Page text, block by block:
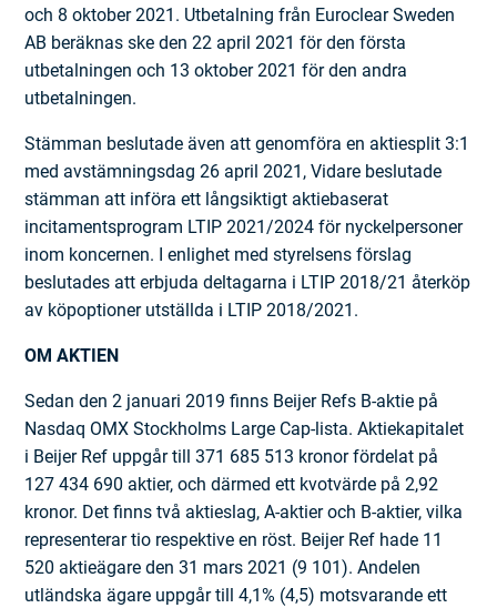
och 8 oktober 2021. Utbetalning från Euroclear Sweden
AB beräknas ske den 22 april 2021 för den första
utbetalningen och 13 oktober 2021 för den andra
utbetalningen.
Stämman beslutade även att genomföra en aktiesplit 3:1
med avstämningsdag 26 april 2021, Vidare beslutade
stämman att införa ett långsiktigt aktiebaserat
incitamentsprogram LTIP 2021/2024 för nyckelpersoner
inom koncernen. I enlighet med styrelsens förslag
beslutades att erbjuda deltagarna i LTIP 2018/21 återköp
av köpoptioner utställda i LTIP 2018/2021.
OM AKTIEN
Sedan den 2 januari 2019 finns Beijer Refs B-aktie på
Nasdaq OMX Stockholms Large Cap-lista. Aktiekapitalet
i Beijer Ref uppgår till 371 685 513 kronor fördelat på
127 434 690 aktier, och därmed ett kvotvärde på 2,92
kronor. Det finns två aktieslag, A-aktier och B-aktier, vilka
representerar tio respektive en röst. Beijer Ref hade 11
520 aktieägare den 31 mars 2021 (9 101). Andelen
utländska ägare uppgår till 4,1% (4,5) motsvarande ett